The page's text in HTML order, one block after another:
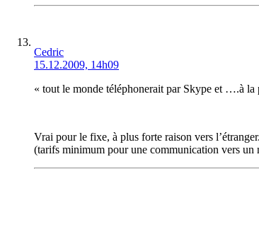
Cedric
15.12.2009, 14h09
« tout le monde téléphonerait par Skype et ….à la
Vrai pour le fixe, à plus forte raison vers
(tarifs minimum pour une communication vers un